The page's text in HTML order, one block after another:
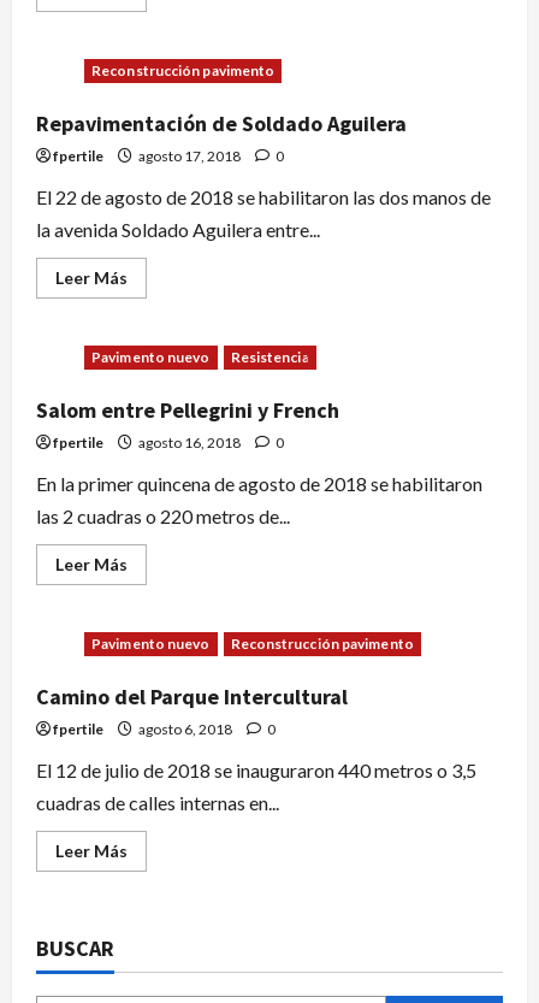
Reconstrucción pavimento
Repavimentación de Soldado Aguilera
fpertile agosto 17, 2018 0
El 22 de agosto de 2018 se habilitaron las dos manos de
la avenida Soldado Aguilera entre...
Leer Más
Pavimento nuevo Resistencia
Salom entre Pellegrini y French
fpertile agosto 16, 2018 0
En la primer quincena de agosto de 2018 se habilitaron
las 2 cuadras o 220 metros de...
Leer Más
Pavimento nuevo Reconstrucción pavimento
Camino del Parque Intercultural
fpertile agosto 6, 2018 0
El 12 de julio de 2018 se inauguraron 440 metros o 3,5
cuadras de calles internas en...
Leer Más
BUSCAR